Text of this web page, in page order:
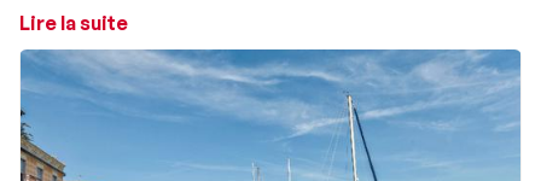
Avis aux amateurs de sports nautiques : Toscolano est
des différentes sociétés de location situées au bord
du lac, et partez à l’aventure, découvrir les trésors de
la région. Vous pourrez également pratiquer le surf et
la pêche. Vous préférez rester au sec ? Vous pourrez
Lire la suite